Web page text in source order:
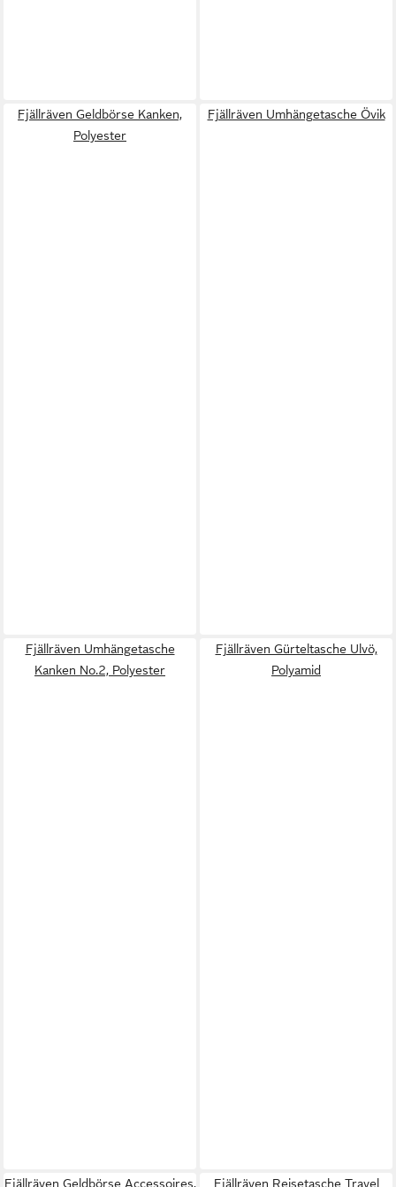
Fjällräven Geldbörse Kanken,
Polyester
Fjällräven Umhängetasche Övik
Fjällräven Umhängetasche
Kanken No.2, Polyester
Fjällräven Gürteltasche Ulvö,
Polyamid
Fjällräven Geldbörse Accessoires,
Fjällräven Reisetasche Travel